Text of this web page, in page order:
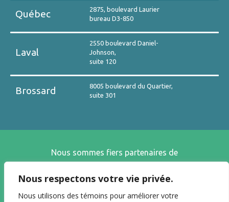
Nous respectons votre vie privée.
Nous utilisons des témoins pour améliorer votre
Québec
2875, boulevard Laurier
bureau D3-850
Laval
2550 boulevard Daniel-
Johnson,
suite 120
Brossard
8005 boulevard du Quartier,
suite 301
Nous sommes fiers partenaires de